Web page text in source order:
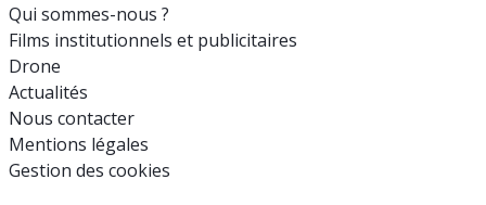
Qui sommes-nous ?
Films institutionnels et publicitaires
Drone
Actualités
Nous contacter
Mentions légales
Gestion des cookies